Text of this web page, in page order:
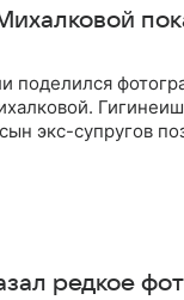
поделился
экс-супругов
редкое